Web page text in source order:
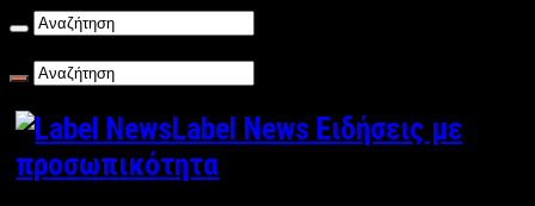
Label News Ειδήσεις με
προσωπικότητα